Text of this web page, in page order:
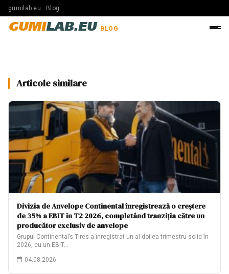
gumilab.eu · Blog
GUMILAB.EU BLOG
Articole similare
Divizia de Anvelope Continental înregistrează o creștere
de 35% a EBIT în T2 2026, completând tranziția către un
producător exclusiv de anvelope
Grupul Continental’s Tires a înregistrat un al doilea trimestru solid în
2026, cu un EBIT…
04.08.2026